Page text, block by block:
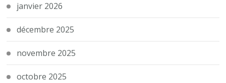
janvier 2026
décembre 2025
novembre 2025
octobre 2025